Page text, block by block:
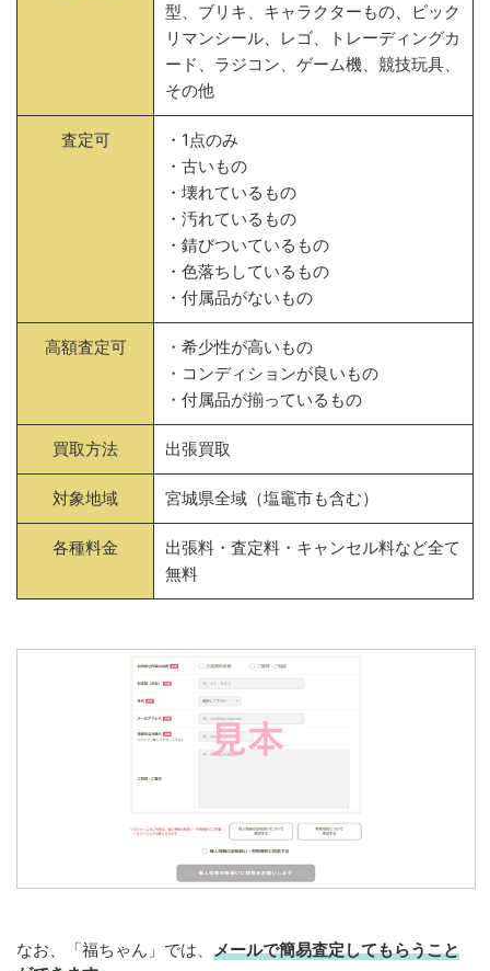
型、ブリキ、キャラクターもの、ビック
リマンシール、レゴ、トレーディングカ
ード、ラジコン、ゲーム機、競技玩具、
その他
査定可
・1点のみ
・古いもの
・壊れているもの
・汚れているもの
・錆びついているもの
・色落ちしているもの
・付属品がないもの
高額査定可
・希少性が高いもの
・コンディションが良いもの
・付属品が揃っているもの
買取方法 出張買取
対象地域 宮城県全域（塩竈市も含む）
各種料金
出張料・査定料・キャンセル料など全て
無料
なお、「福ちゃん」では、 メールで簡易査定してもらうこと